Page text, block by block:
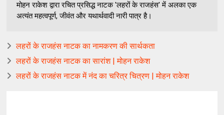
मोहन राकेश द्वारा रचित प्रसिद्ध नाटक 'लहरों के राजहंस' में अलका एक
अत्यंत महत्वपूर्ण, जीवंत और यथार्थवादी नारी पात्र है।
लहरों के राजहंस नाटक का नामकरण की सार्थकता
लहरों के राजहंस नाटक का सारांश | मोहन राकेश
लहरों के राजहंस नाटक में नंद का चरित्र चित्रण | मोहन राकेश